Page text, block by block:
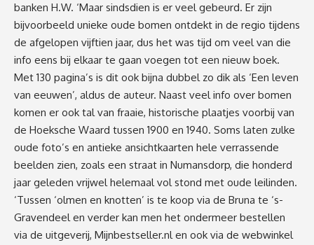
banken H.W. ‘Maar sindsdien is er veel gebeurd. Er zijn
bijvoorbeeld unieke oude bomen ontdekt in de regio tijdens
de afgelopen vijftien jaar, dus het was tijd om veel van die
info eens bij elkaar te gaan voegen tot een nieuw boek.
Met 130 pagina’s is dit ook bijna dubbel zo dik als ‘Een leven
van eeuwen’, aldus de auteur. Naast veel info over bomen
komen er ook tal van fraaie, historische plaatjes voorbij van
de Hoeksche Waard tussen 1900 en 1940. Soms laten zulke
oude foto’s en antieke ansichtkaarten hele verrassende
beelden zien, zoals een straat in Numansdorp, die honderd
jaar geleden vrijwel helemaal vol stond met oude leilinden.
‘Tussen ‘olmen en knotten’ is te koop via de Bruna te ‘s-
Gravendeel en verder kan men het ondermeer bestellen
via de uitgeverij, Mijnbestseller.nl en ook via de webwinkel